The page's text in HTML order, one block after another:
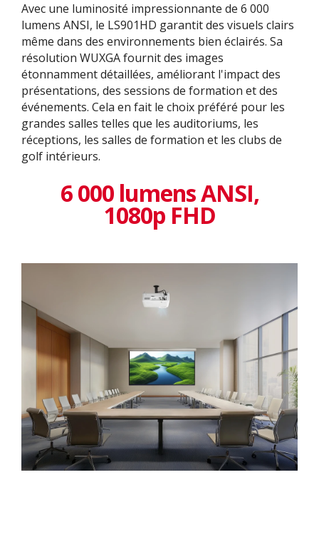
Avec une luminosité impressionnante de 6 000
lumens ANSI, le LS901HD garantit des visuels clairs
même dans des environnements bien éclairés. Sa
résolution WUXGA fournit des images
étonnamment détaillées, améliorant l'impact des
présentations, des sessions de formation et des
événements. Cela en fait le choix préféré pour les
grandes salles telles que les auditoriums, les
réceptions, les salles de formation et les clubs de
golf intérieurs.
6 000 lumens ANSI,
1080p FHD